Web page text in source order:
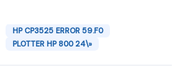
HP CP3525 ERROR 59.F0
PLOTTER HP 800 24\»